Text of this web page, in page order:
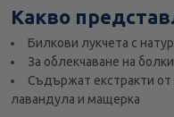
Какво
Билкови лукчета с
За облекчаване на
Съдържат екстракти
лавандула и мащерка